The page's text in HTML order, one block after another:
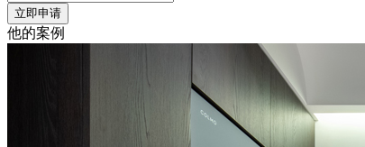
立即申请
他的案例